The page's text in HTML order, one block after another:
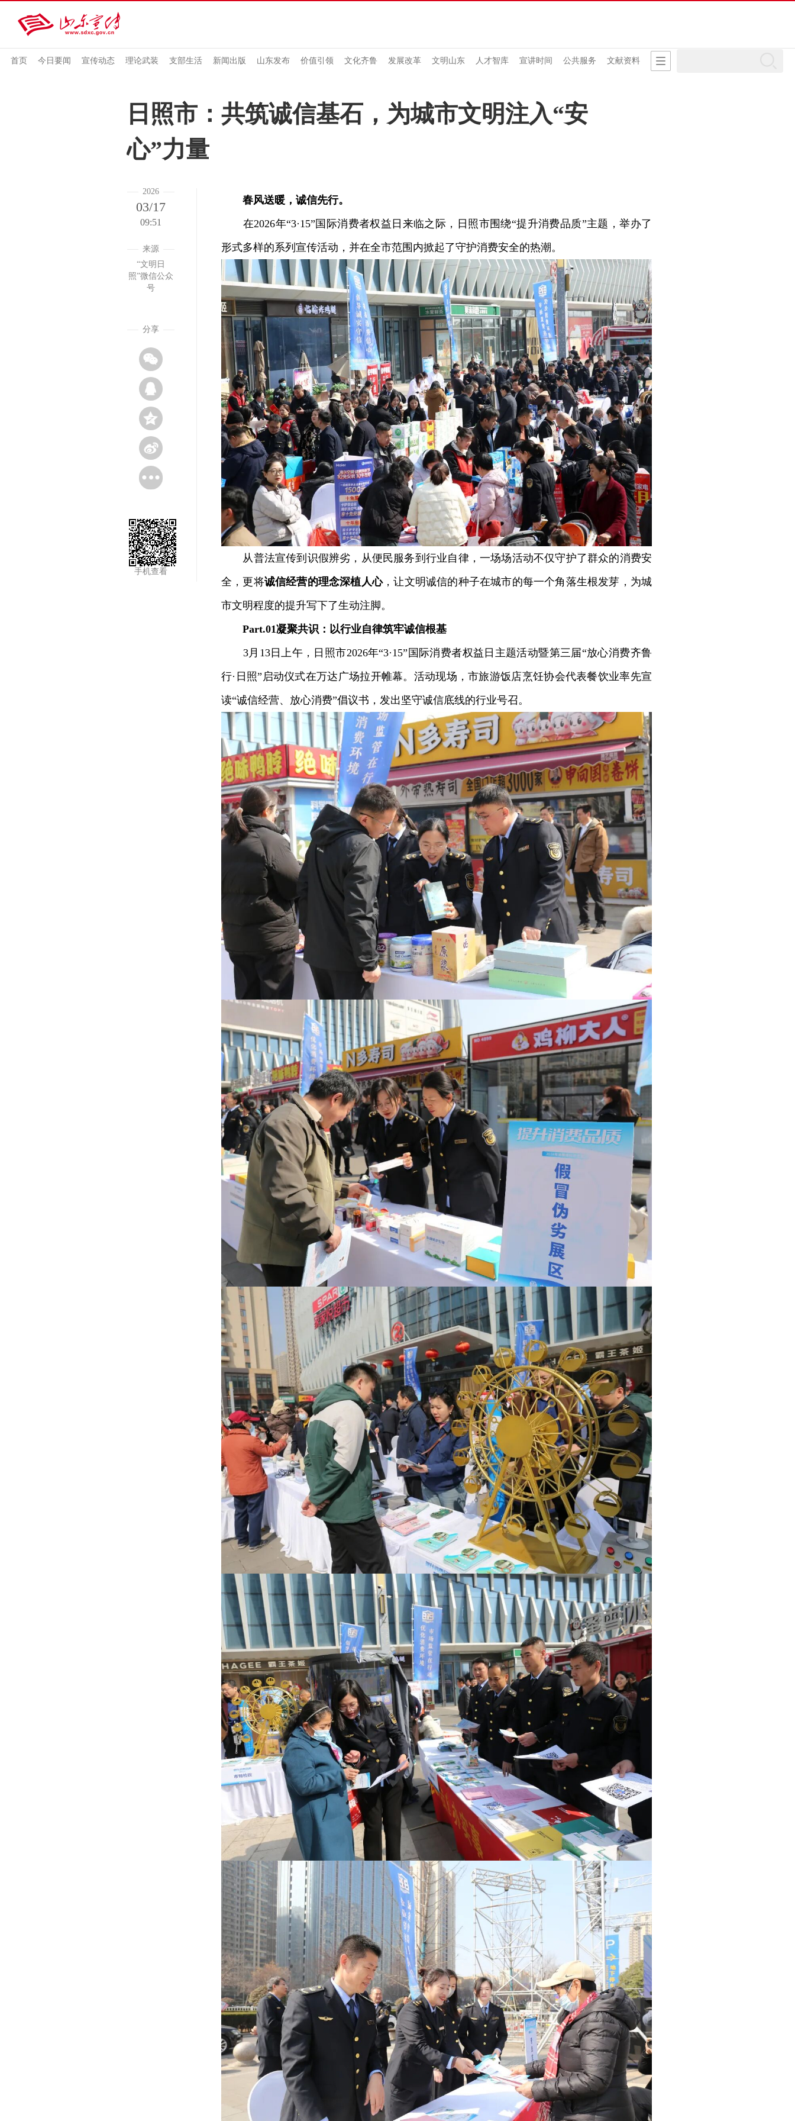
首页 今日要闻 宣传动态 理论武装 支部生活 新闻出版 山东发布 价值引领 文化齐鲁 发展改革 文明山东 人才智库 宣讲时间 公共服务 文献资料
日照市：共筑诚信基石，为城市文明注入“安
心”力量
2026
03/17
09:51
来源
“文明日
照”微信公众
号
分享
手机查看
春风送暖，诚信先行。
在2026年“3·15”国际消费者权益日来临之际，日照市围绕“提升消费品质”主题，举办了
形式多样的系列宣传活动，并在全市范围内掀起了守护消费安全的热潮。
从普法宣传到识假辨劣，从便民服务到行业自律，一场场活动不仅守护了群众的消费安
全，更将诚信经营的理念深植人心，让文明诚信的种子在城市的每一个角落生根发芽，为城
市文明程度的提升写下了生动注脚。
Part.01凝聚共识：以行业自律筑牢诚信根基
3月13日上午，日照市2026年“3·15”国际消费者权益日主题活动暨第三届“放心消费齐鲁
行·日照”启动仪式在万达广场拉开帷幕。活动现场，市旅游饭店烹饪协会代表餐饮业率先宣
读“诚信经营、放心消费”倡议书，发出坚守诚信底线的行业号召。